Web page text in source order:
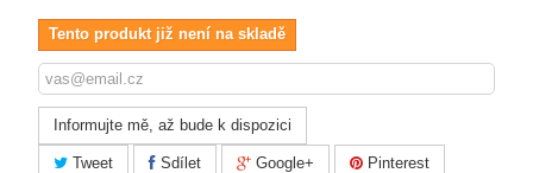
Tento produkt již není na skladě
Informujte mě, až bude k dispozici
Tweet Sdílet Google+ Pinterest